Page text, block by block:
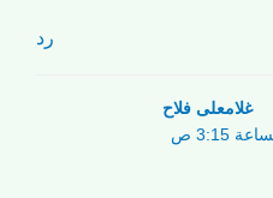
رد
غلامعلی فلاح